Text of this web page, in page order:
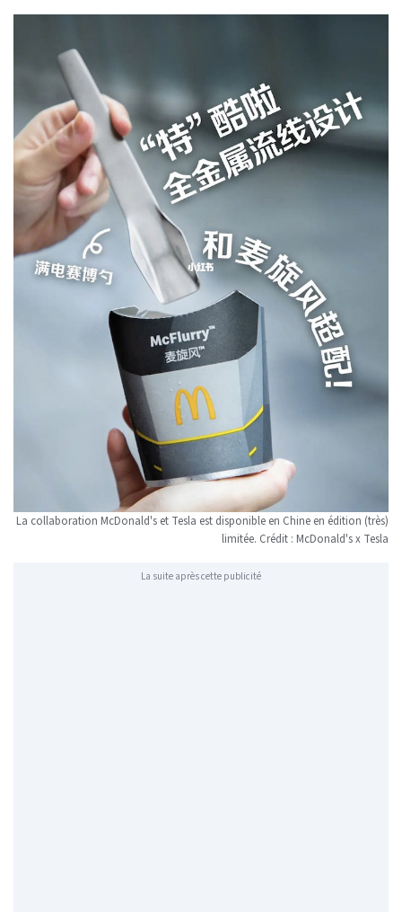
La collaboration McDonald's et Tesla est disponible en Chine en édition (très)
limitée. Crédit : McDonald's x Tesla
La suite après cette publicité